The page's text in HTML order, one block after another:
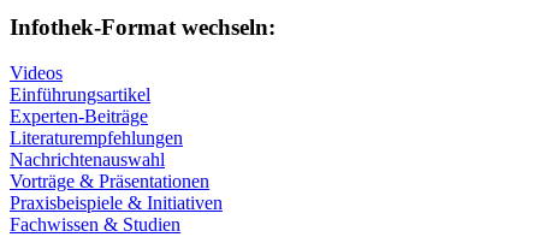
Infothek-Format wechseln:
Videos
Einführungsartikel
Experten-Beiträge
Literaturempfehlungen
Nachrichtenauswahl
Vorträge & Präsentationen
Praxisbeispiele & Initiativen
Fachwissen & Studien